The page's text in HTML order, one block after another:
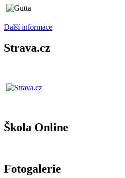
Další informace
Strava.cz
Škola Online
Fotogalerie